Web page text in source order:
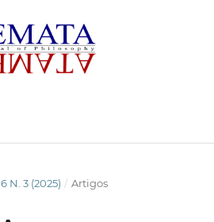
N. 3 (2025) / Artigos